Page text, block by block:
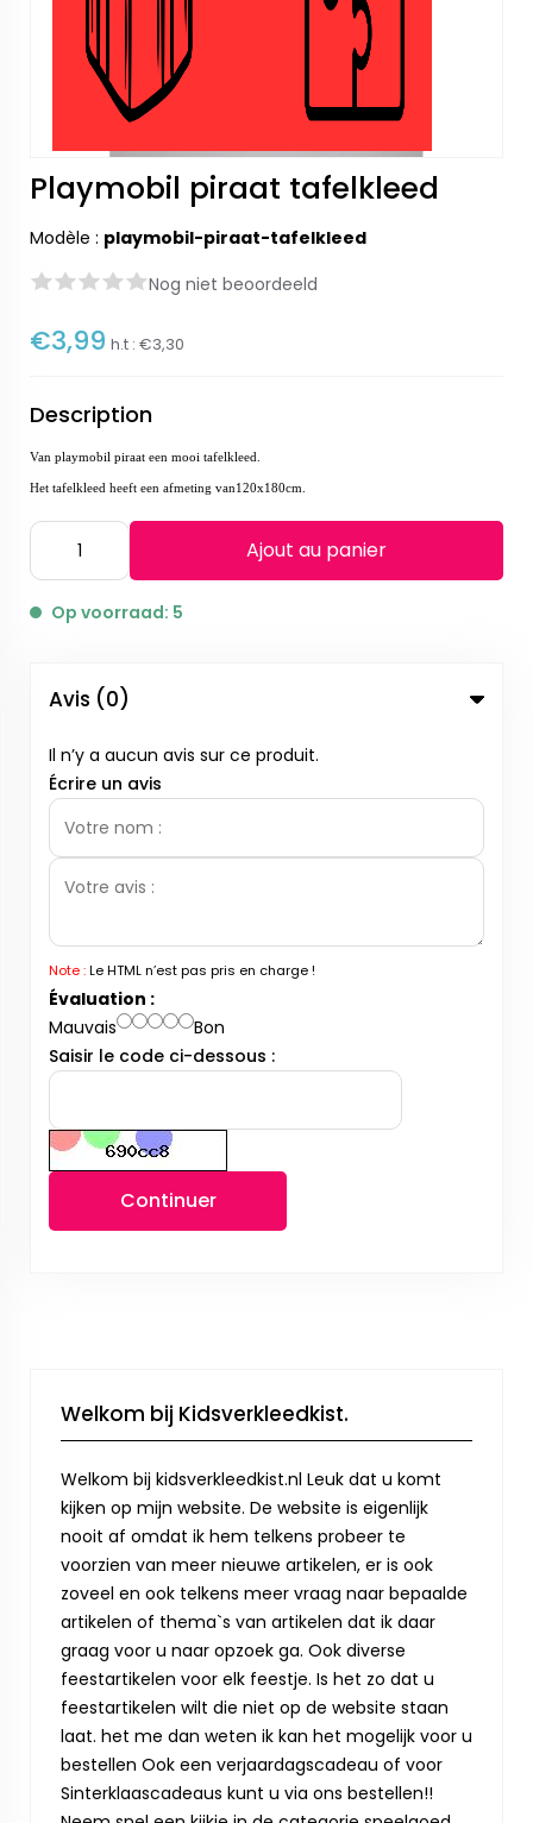
Playmobil piraat tafelkleed
Modèle : playmobil-piraat-tafelkleed
Nog niet beoordeeld
€3,99 h.t : €3,30
Description
Van playmobil piraat een mooi tafelkleed.
Het tafelkleed heeft een afmeting van120x180cm.
Ajout au panier
Op voorraad: 5
Avis (0)
Il n’y a aucun avis sur ce produit.
Écrire un avis
Note :Le HTML n’est pas pris en charge !
Évaluation :
Mauvais
Bon
Saisir le code ci-dessous :
Continuer
Welkom bij Kidsverkleedkist.
Welkom bij kidsverkleedkist.nl Leuk dat u komt
kijken op mijn website. De website is eigenlijk
nooit af omdat ik hem telkens probeer te
voorzien van meer nieuwe artikelen, er is ook
zoveel en ook telkens meer vraag naar bepaalde
artikelen of thema`s van artikelen dat ik daar
graag voor u naar opzoek ga. Ook diverse
feestartikelen voor elk feestje. Is het zo dat u
feestartikelen wilt die niet op de website staan
laat. het me dan weten ik kan het mogelijk voor u
bestellen Ook een verjaardagscadeau of voor
Sinterklaascadeaus kunt u via ons bestellen!!